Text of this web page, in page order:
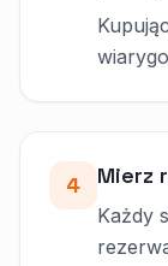
4 Mierz
Każdy